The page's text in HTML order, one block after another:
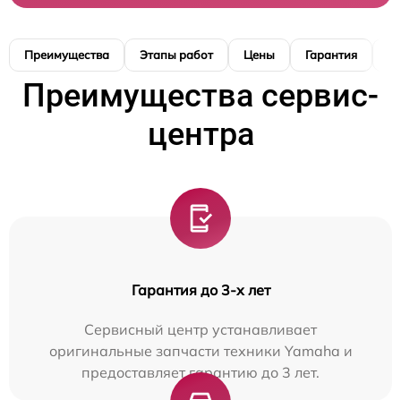
Преимущества Этапы работ Цены Гарантия
Преимущества сервис-
центра
Гарантия до 3-х лет
Сервисный центр устанавливает
оригинальные запчасти техники Yamaha и
предоставляет гарантию до 3 лет.